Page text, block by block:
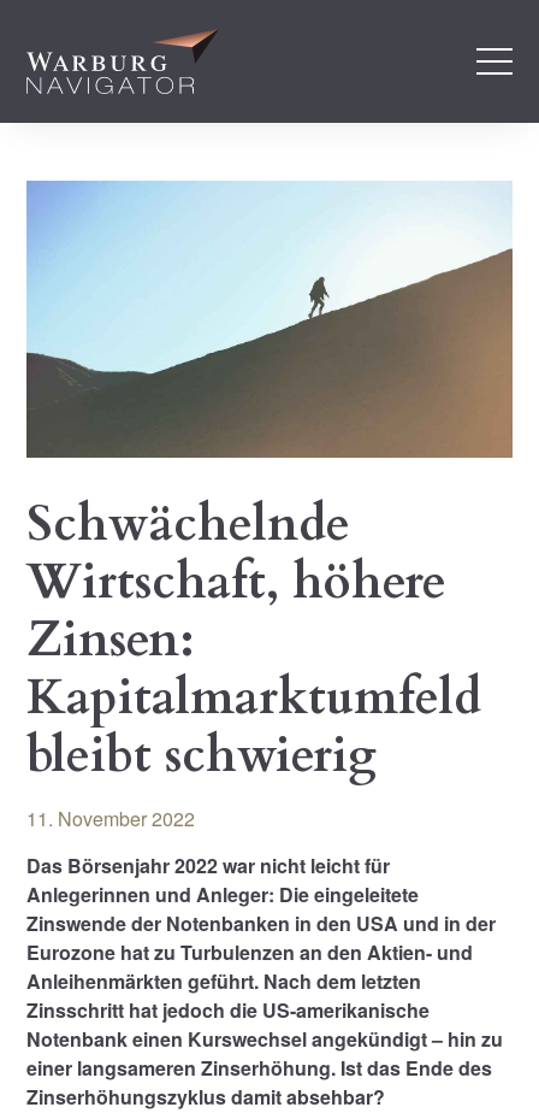
Schwächelnde
Wirtschaft, höhere
Zinsen:
Kapitalmarktumfeld
bleibt schwierig
11. November 2022
Das Börsenjahr 2022 war nicht leicht für
Anlegerinnen und Anleger: Die eingeleitete
Zinswende der Notenbanken in den USA und in der
Eurozone hat zu Turbulenzen an den Aktien- und
Anleihenmärkten geführt. Nach dem letzten
Zinsschritt hat jedoch die US-amerikanische
Notenbank einen Kurswechsel angekündigt – hin zu
einer langsameren Zinserhöhung. Ist das Ende des
Zinserhöhungszyklus damit absehbar?